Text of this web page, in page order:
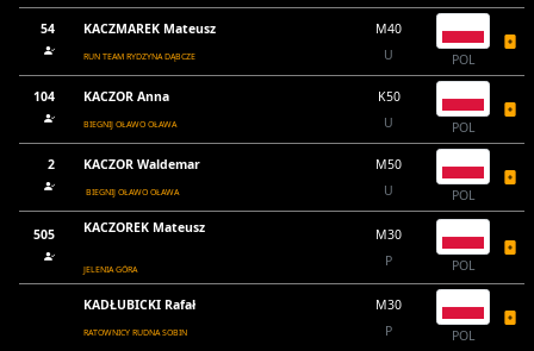
54 KACZMAREK Mateusz
RUN TEAM RYDZYNA DĄBCZE
M40
U
POL
104 KACZOR Anna
BIEGNIJ OŁAWO OŁAWA
K50
U
POL
2 KACZOR Waldemar
BIEGNIJ OŁAWO OŁAWA
M50
U
POL
505 KACZOREK Mateusz
JELENIA GÓRA
M30
P
POL
KADŁUBICKI Rafał
RATOWNICY RUDNA SOBIN
M30
P
POL